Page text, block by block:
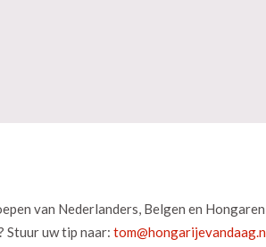
van Nederlanders, Belgen en
Stuur uw tip naar: